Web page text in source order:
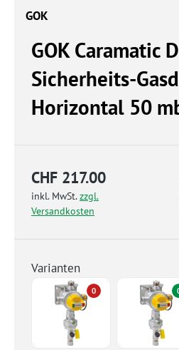
GOK
GOK Caramatic
Sicherheits-
Horizontal 50
CHF 217.00
inkl. MwSt.zzgl.
Versandkosten
Varianten
0